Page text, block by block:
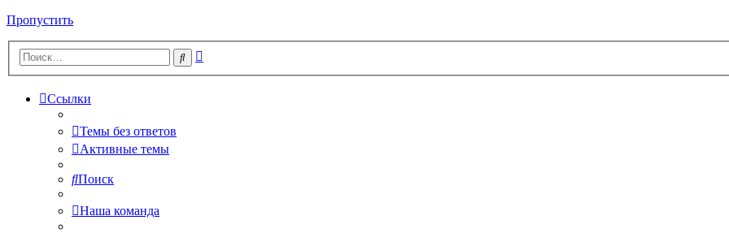
Пропустить
Поиск
Ссылки
Темы без ответов
Активные темы
Поиск
Наша команда